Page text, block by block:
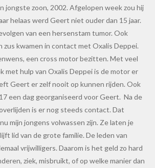
jongste zoon, 2002. Afgelopen week zou hij
helaas werd Geert niet ouder dan 15 jaar.
van een hersenstam tumor. Ook
zus kwamen in contact met Oxalis Deppei.
een cross motor bezitten. Met veel
met hulp van Oxalis Deppei is de motor er
Geert er zelf nooit op kunnen rijden. Ook
een dag georganiseerd voor Geert. Na de
is er nog steeds contact. Dat
mijn jongens volwassen zijn. Ze laten je
lid van de grote familie. De leden van
vrijwilligers. Daarom is het geld zo hard
ziek, misbruikt, of op welke manier dan